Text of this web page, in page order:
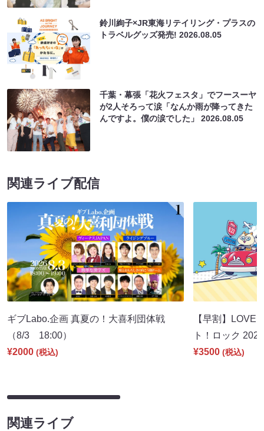
鈴川絢子×JR東海リテイリング・プラスの
トラベルグッズ発売!2026.08.05
千葉・幕張「花火フェスタ」でフースーヤ
が2人そろって涙「なんか雨が降ってきた
んですよ。僕の涙でした」2026.08.05
関連ライブ配信
ギブLabo.企画 真夏の！大喜利団体戦
（8/3 18:00）
¥2000 (税込)
【早割】LOVE
ト！ロック
¥3500 (税込)
関連ライブ